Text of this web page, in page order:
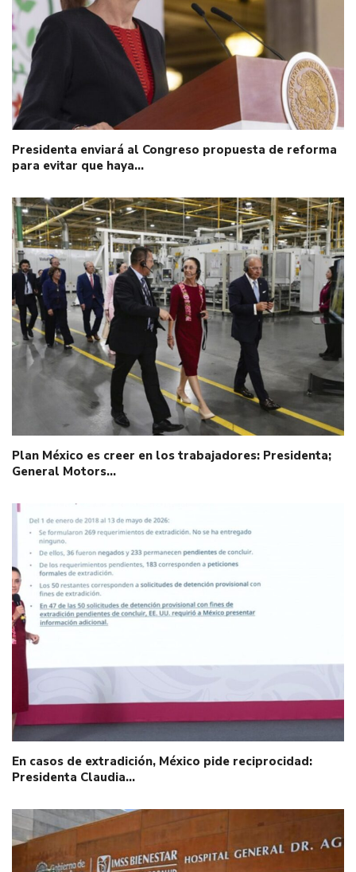
Presidenta enviará al Congreso propuesta de reforma
para evitar que haya…
Plan México es creer en los trabajadores: Presidenta;
General Motors…
En casos de extradición, México pide reciprocidad:
Presidenta Claudia…